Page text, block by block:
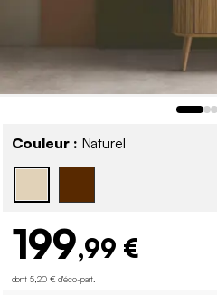
Couleur : Naturel
199,99 €
dont 5,20 € d'éco-part